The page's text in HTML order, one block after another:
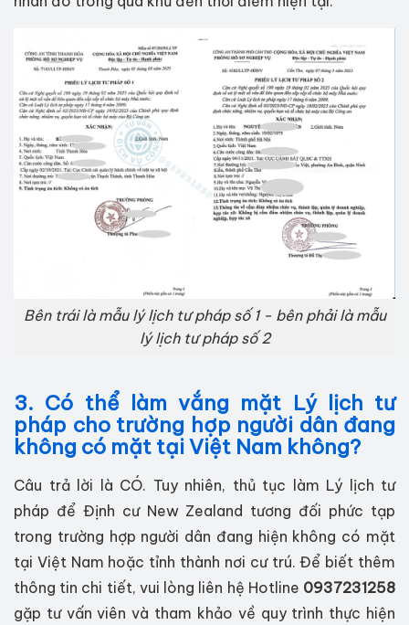
Bên trái là mẫu lý lịch tư pháp số 1 - bên phải là mẫu
lý lịch tư pháp số 2
3. Có thể làm vắng mặt Lý lịch tư
pháp cho trường hợp người dân đang
không có mặt tại Việt Nam không?
Câu trả lời là CÓ. Tuy nhiên, thủ tục làm Lý lịch tư
pháp để Định cư New Zealand tương đối phức tạp
trong trường hợp người dân đang hiện không có mặt
tại Việt Nam hoặc tỉnh thành nơi cư trú. Để biết thêm
thông tin chi tiết, vui lòng liên hệ Hotline 0937231258
gặp tư vấn viên và tham khảo về quy trình thực hiện